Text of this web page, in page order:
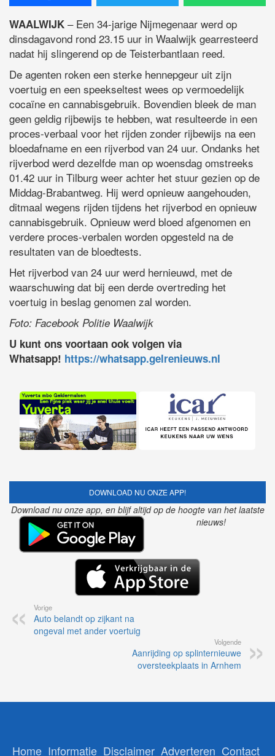
WAALWIJK – Een 34-jarige Nijmegenaar werd op
dinsdagavond rond 23.15 uur in Waalwijk gearresteerd
nadat hij slingerend op de Teisterbantlaan reed.
De agenten roken een sterke hennepgeur uit zijn
voertuig en een speekseltest wees op vermoedelijk
cocaïne en cannabisgebruik. Bovendien bleek de man
geen geldig rijbewijs te hebben, wat resulteerde in een
proces-verbaal voor het rijden zonder rijbewijs na een
bloedafname en een rijverbod van 24 uur. Ondanks het
rijverbod werd dezelfde man op woensdag omstreeks
01.42 uur in Tilburg weer achter het stuur gezien op de
Middag-Brabantweg. Hij werd opnieuw aangehouden,
ditmaal wegens rijden tijdens het rijverbod en opnieuw
cannabisgebruik. Opnieuw werd bloed afgenomen en
verdere proces-verbalen worden opgesteld na de
resultaten van de bloedtests.
Het rijverbod van 24 uur werd hernieuwd, met de
waarschuwing dat bij een derde overtreding het
voertuig in beslag genomen zal worden.
Foto: Facebook Politie Waalwijk
U kunt ons voortaan ook volgen via
Whatsapp! https://whatsapp.gelrenieuws.nl
DOWNLOAD NU ONZE APP!
Download nu onze app, en blijf altijd op de hoogte van het laatste
nieuws!
Vorige
Auto belandt op zijkant na
ongeval met ander voertuig
Volgende
Aanrijding op splinternieuwe
oversteekplaats in Arnhem
Home Informatie Disclaimer Adverteren Contact